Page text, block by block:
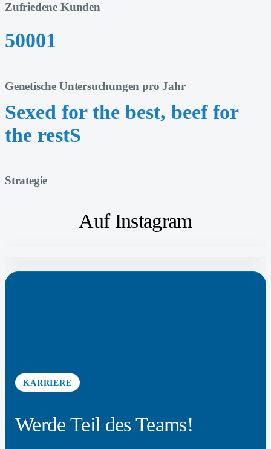
Zufriedene Kunden
50001
Genetische Untersuchungen pro Jahr
Sexed for the best, beef for
the restS
Strategie
Auf Instagram
KARRIERE
Werde Teil des Teams!